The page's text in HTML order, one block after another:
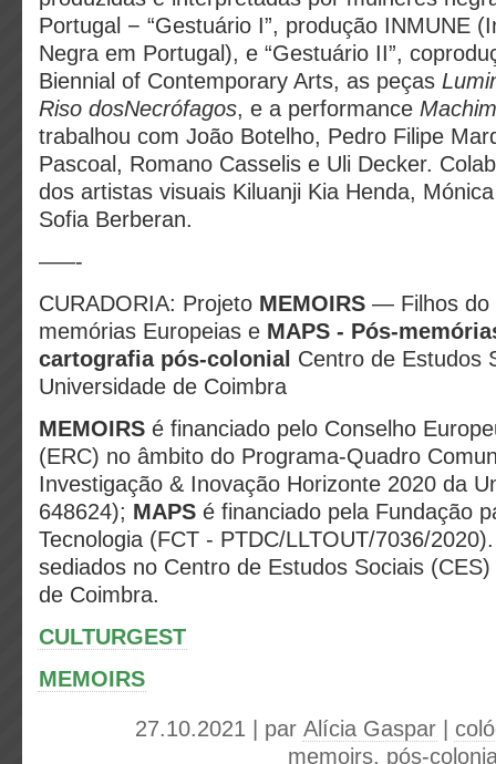
Portugal − “Gestuário I”, produção INMUNE
Negra em Portugal), e “Gestuário II”,
Biennial of Contemporary Arts, as peças
Riso dosNecrófagos, e a performance
trabalhou com João Botelho, Pedro Filipe
Pascoal, Romano Casselis e Uli Decker.
dos artistas visuais Kiluanji Kia Henda,
Sofia Berberan.
–––-
CURADORIA: Projeto MEMOIRS — Filhos do
memórias Europeias e MAPS - Pós-
cartografia pós-colonial Centro de Estudos
Universidade de Coimbra
MEMOIRS é financiado pelo Conselho
(ERC) no âmbito do Programa-Quadro
Investigação & Inovação Horizonte 2020 da
648624); MAPS é financiado pela Fundação
Tecnologia (FCT - PTDC/LLTOUT/7036/
sediados no Centro de Estudos Sociais
de Coimbra.
CULTURGEST
MEMOIRS
27.10.2021 | par Alícia Gaspar
memoirs, pós-